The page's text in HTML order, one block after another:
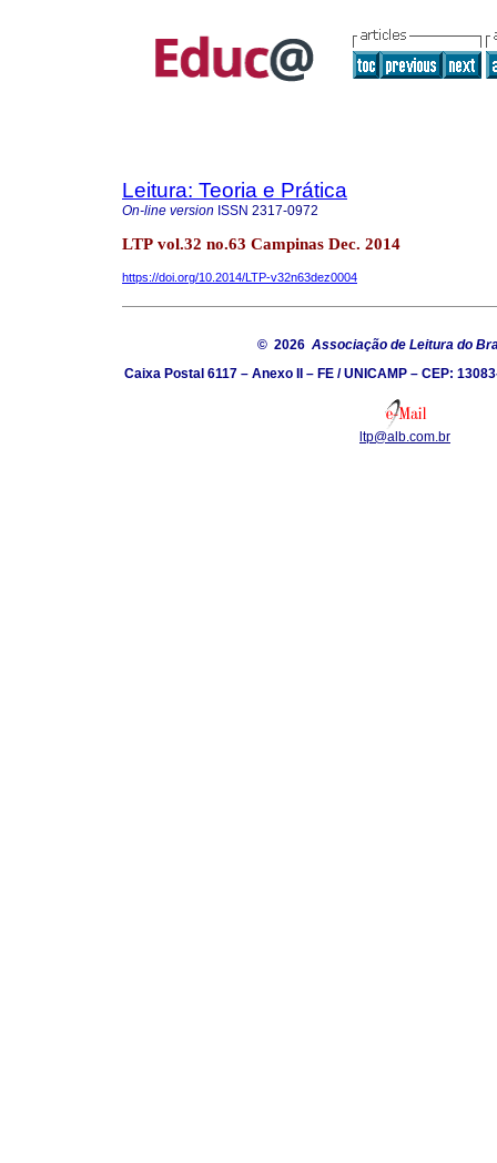
Leitura: Teoria e Prática
On-line version ISSN 2317-0972
LTP vol.32 no.63 Campinas Dec. 2014
https://doi.org/10.2014/LTP-v32n63dez0004
© 2026 Associação de Leitura do
Caixa Postal 6117 – Anexo II – FE / UNICAMP – CEP:
ltp@alb.com.br